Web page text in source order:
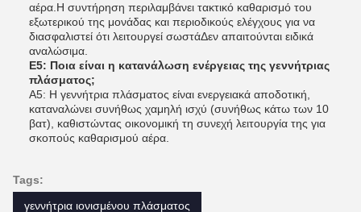
αέρα.Η συντήρηση περιλαμβάνει τακτικό καθαρισμό του
εξωτερικού της μονάδας και περιοδικούς ελέγχους για να
διασφαλιστεί ότι λειτουργεί σωστάΔεν απαιτούνται ειδικά
αναλώσιμα.
Ε5: Ποια είναι η κατανάλωση ενέργειας της γεννήτριας
πλάσματος;
Α5: Η γεννήτρια πλάσματος είναι ενεργειακά αποδοτική,
καταναλώνει συνήθως χαμηλή ισχύ (συνήθως κάτω των 10
βατ), καθιστώντας οικονομική τη συνεχή λειτουργία της για
σκοπούς καθαρισμού αέρα.
Tags:
γεννήτρια ιονισμένου πλάσματος